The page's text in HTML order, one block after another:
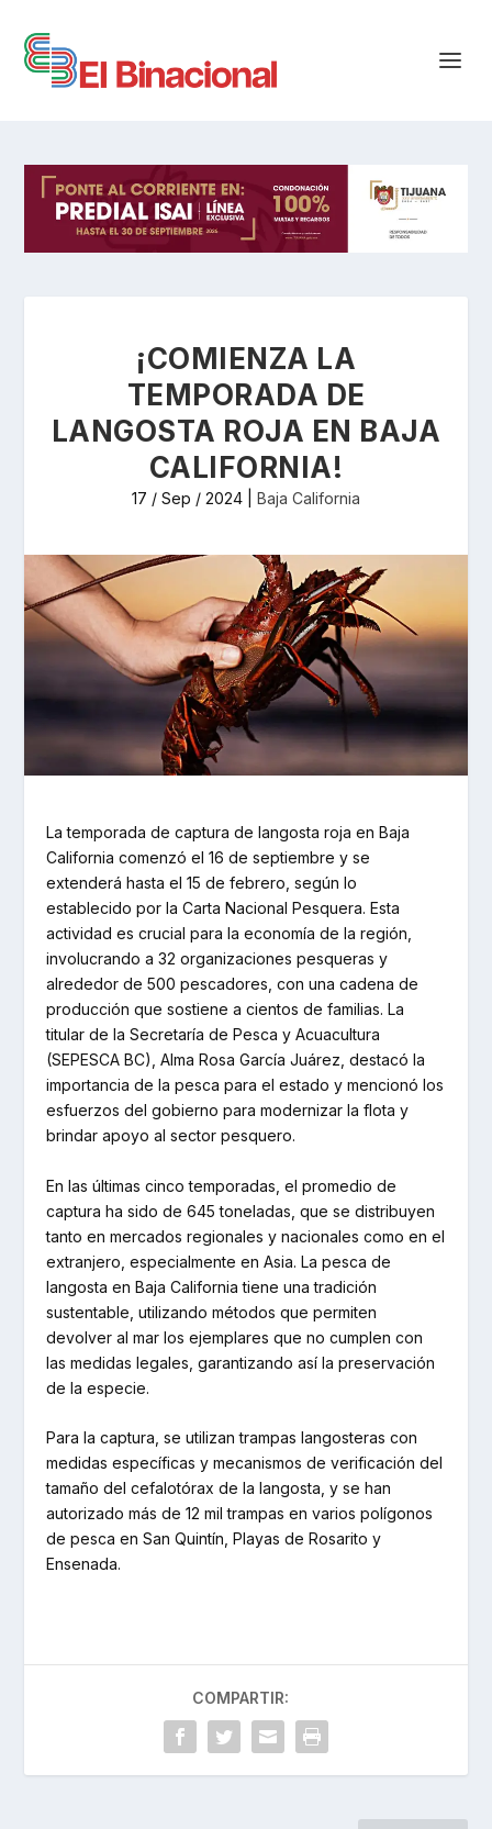
¡COMIENZA LA
TEMPORADA DE
LANGOSTA ROJA EN BAJA
CALIFORNIA!
17 / Sep / 2024 Baja California
La temporada de captura de langosta roja en Baja
California comenzó el 16 de septiembre y se
extenderá hasta el 15 de febrero, según lo
establecido por la Carta Nacional Pesquera. Esta
actividad es crucial para la economía de la región,
involucrando a 32 organizaciones pesqueras y
alrededor de 500 pescadores, con una cadena de
producción que sostiene a cientos de familias. La
titular de la Secretaría de Pesca y Acuacultura
(SEPESCA BC), Alma Rosa García Juárez, destacó la
importancia de la pesca para el estado y mencionó los
esfuerzos del gobierno para modernizar la flota y
brindar apoyo al sector pesquero.
En las últimas cinco temporadas, el promedio de
captura ha sido de 645 toneladas, que se distribuyen
tanto en mercados regionales y nacionales como en el
extranjero, especialmente en Asia. La pesca de
langosta en Baja California tiene una tradición
sustentable, utilizando métodos que permiten
devolver al mar los ejemplares que no cumplen con
las medidas legales, garantizando así la preservación
de la especie.
Para la captura, se utilizan trampas langosteras con
medidas específicas y mecanismos de verificación del
tamaño del cefalotórax de la langosta, y se han
autorizado más de 12 mil trampas en varios polígonos
de pesca en San Quintín, Playas de Rosarito y
Ensenada.
COMPARTIR: